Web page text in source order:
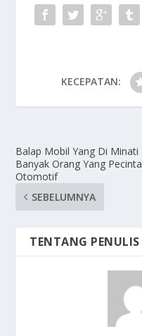
KECEPATAN:
Balap Mobil Yang Di Minati
Banyak Orang Yang Pecinta
Otomotif
SEBELUMNYA
TENTANG PENULIS